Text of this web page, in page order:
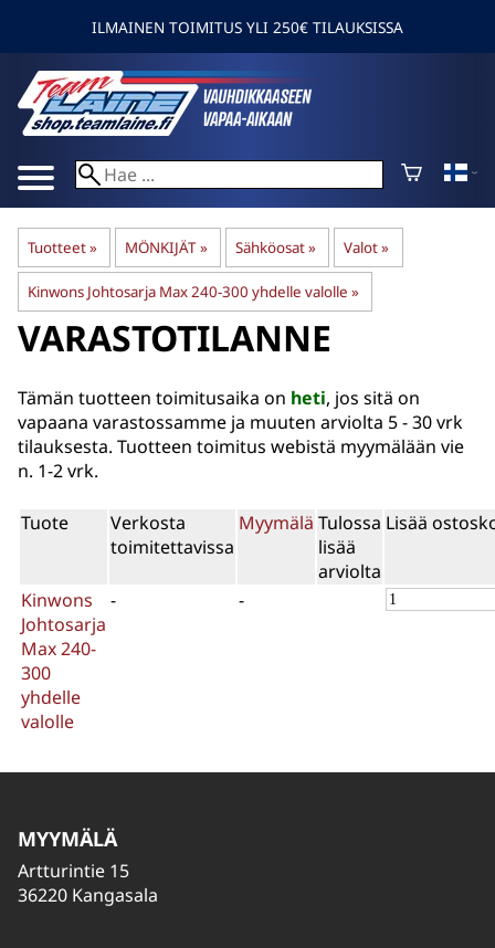
ILMAINEN TOIMITUS YLI 250€ TILAUKSISSA
Tuotteet‪» MÖNKIJÄT ‪» Sähköosat‪» Valot‪»
Kinwons Johtosarja Max 240-300 yhdelle valolle ‪»
VARASTOTILANNE
Tämän tuotteen toimitusaika on heti, jos sitä on
vapaana varastossamme ja muuten arviolta 5 - 30 vrk
tilauksesta. Tuotteen toimitus webistä myymälään vie
n. 1-2 vrk.
Tuote
Verkosta
toimitettavissa
Myymälä Tulossa
lisää
arviolta
Lisää
Kinwons
Johtosarja
Max 240-
300
yhdelle
valolle
- -
MYYMÄLÄ
Artturintie 15
36220 Kangasala